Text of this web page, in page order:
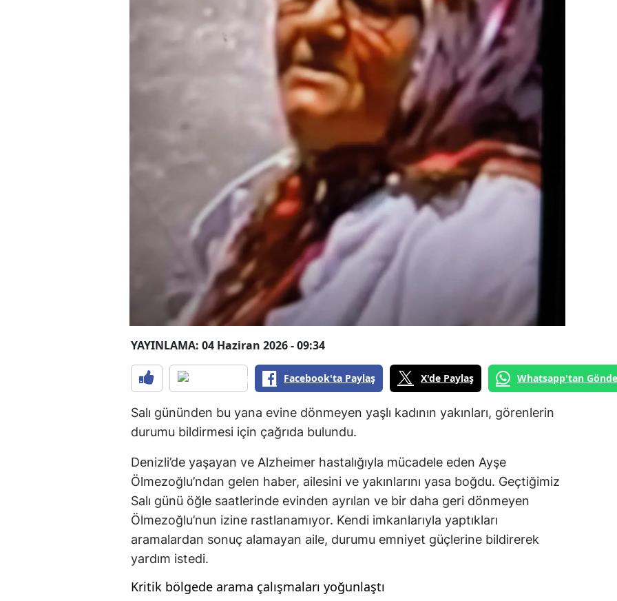
YAYINLAMA: 04 Haziran 2026 - 09:34
Facebook'ta Paylaş X'de Paylaş Whatsapp'tan
Salı gününden bu yana evine dönmeyen yaşlı kadının yakınları, görenlerin
durumu bildirmesi için çağrıda bulundu.
Denizli’de yaşayan ve Alzheimer hastalığıyla mücadele eden Ayşe
Ölmezoğlu’ndan gelen haber, ailesini ve yakınlarını yasa boğdu. Geçtiğimiz
Salı günü öğle saatlerinde evinden ayrılan ve bir daha geri dönmeyen
Ölmezoğlu’nun izine rastlanamıyor. Kendi imkanlarıyla yaptıkları
aramalardan sonuç alamayan aile, durumu emniyet güçlerine bildirerek
yardım istedi.
Kritik bölgede arama çalışmaları yoğunlaştı